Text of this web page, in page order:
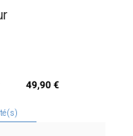
49,90 €